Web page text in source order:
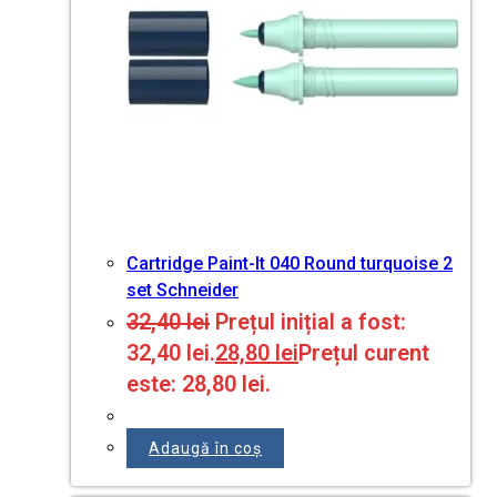
Cartridge Paint-It 040 Round turquoise 2
set Schneider
32,40lei Prețul inițial a fost:
32,40 lei.28,80 leiPrețul curent
este: 28,80 lei.
Adaugă în coș